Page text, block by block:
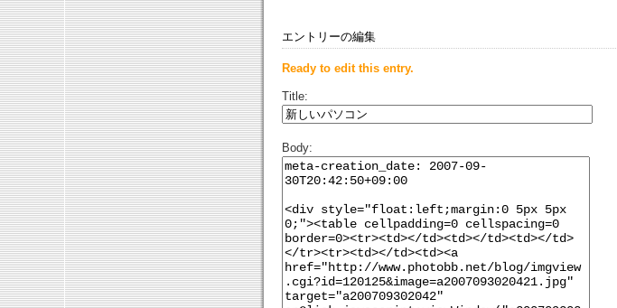
エントリーの編集
Ready to edit this entry.
Title:
Body: